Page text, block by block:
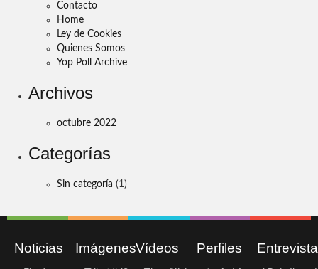
Contacto
Home
Ley de Cookies
Quienes Somos
Yop Poll Archive
Archivos
octubre 2022
Categorías
Sin categoría (1)
Noticias ImágenesVídeos Perfiles